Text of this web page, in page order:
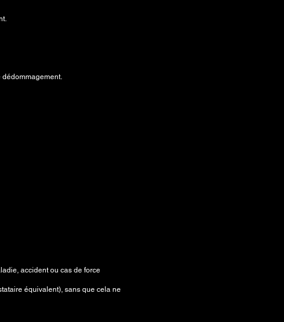
dédommagement.
accident ou cas de force
équivalent), sans que cela ne